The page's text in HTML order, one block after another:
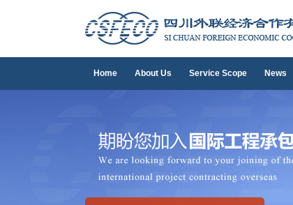
Home About Us Service Scope News